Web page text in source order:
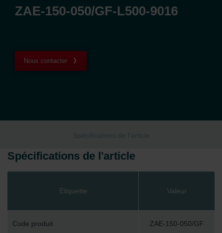
ZAE-150-050/GF-L500-9016
Nous contacter
Spécifications de l'article
Spécifications de l'article
Étiquette Valeur
Code produit ZAE-150-050/GF